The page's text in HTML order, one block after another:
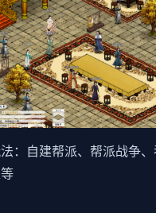
：自建帮派、帮派战争